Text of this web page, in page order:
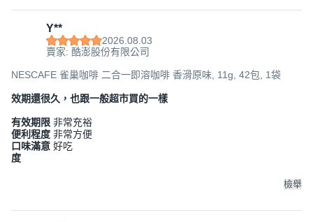
Y**
2026.08.03
賣家: 酷澎股份有限公司
NESCAFE 雀巢咖啡 二合一即溶咖啡 香滑原味, 11g, 42包, 1袋
效期還很久，也跟一般超市買的一樣
有效期限 非常充裕
便利程度 非常方便
口味滿意
度
好吃
檢舉